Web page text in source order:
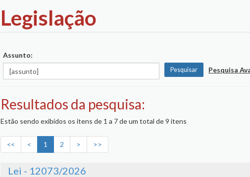
Legislação
Assunto:
Pesquisa
Resultados da pesquisa:
Estão sendo exibidos os itens de 1 a 7 de um total de 9 itens
<< < 1 2 > >>
Lei - 12073/2026